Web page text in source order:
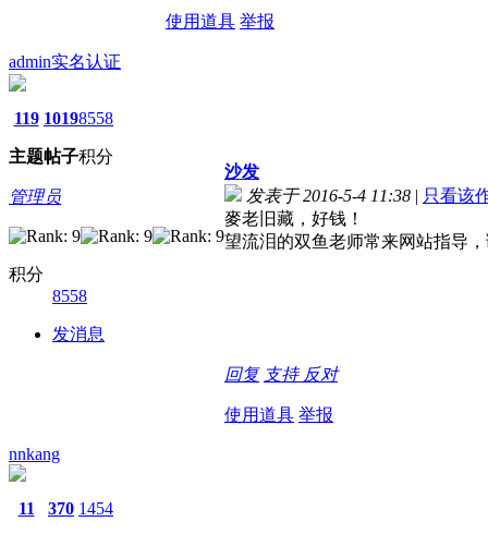
使用道具 举报
admin实名认证
119
主题
1019
帖子
8558
积分
管理员
积分
8558
发消息
沙发
发表于 2016-5-4 11:38 | 只看该
麥老旧藏，好钱！
望流泪的双鱼老师常来网站指导
回复 支持 反对
使用道具 举报
nnkang
11 370 1454